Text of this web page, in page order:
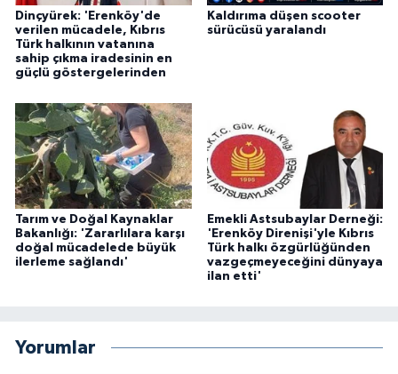
Dinçyürek: 'Erenköy'de
verilen mücadele, Kıbrıs
Türk halkının vatanına
sahip çıkma iradesinin en
güçlü göstergelerinden
Kaldırıma düşen scooter
sürücüsü yaralandı
Tarım ve Doğal Kaynaklar
Bakanlığı: 'Zararlılara karşı
doğal mücadelede büyük
ilerleme sağlandı'
Emekli Astsubaylar Derneği:
'Erenköy Direnişi'yle Kıbrıs
Türk halkı özgürlüğünden
vazgeçmeyeceğini dünyaya
ilan etti'
Yorumlar